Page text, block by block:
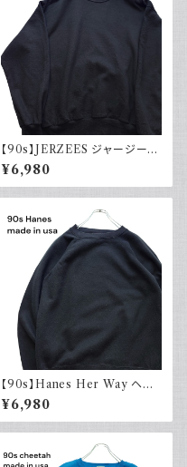
【90s】JERZEES ジャージーズ
Plain sweatshirt 無地スウェッ
ト ブラック 黒 USA製 古着
¥6,980
【90s】Hanes Her Way ヘイ
ンズ Plain sweatshirt 無地ス
ウェット ブラック 黒 ラグランス
リーブ USA製 古着
¥6,980